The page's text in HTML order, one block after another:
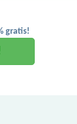
gratis!